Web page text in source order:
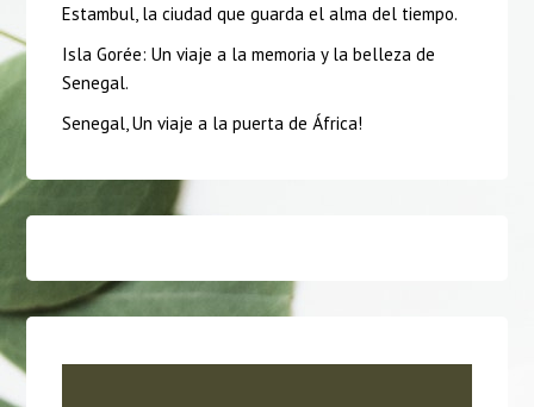
Estambul, la ciudad que guarda el alma del tiempo.
Isla Gorée: Un viaje a la memoria y la belleza de
Senegal.
Senegal, Un viaje a la puerta de África!